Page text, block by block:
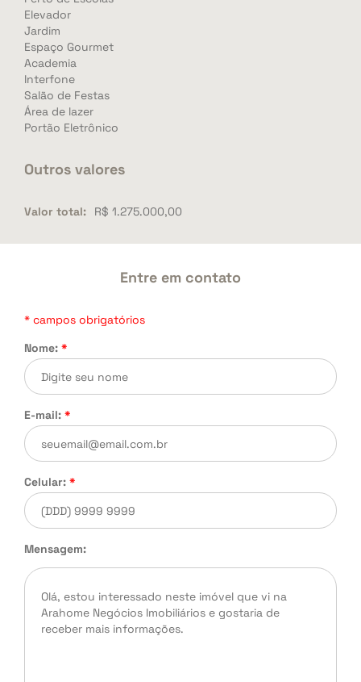
Elevador
Jardim
Espaço Gourmet
Academia
Interfone
Salão de Festas
Área de lazer
Portão Eletrônico
Outros valores
Valor total: R$ 1.275.000,00
Entre em contato
* campos obrigatórios
Nome: *
E-mail: *
Celular: *
Mensagem: